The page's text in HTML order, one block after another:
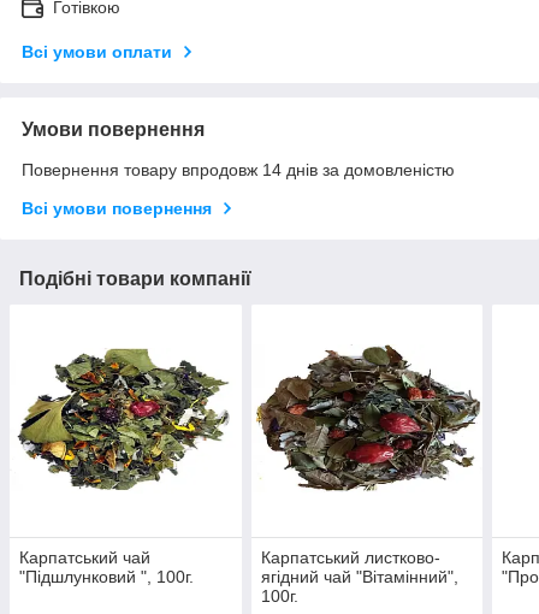
Готівкою
Всі умови оплати
Умови повернення
Повернення товару впродовж 14 днів за домовленістю
Всі умови повернення
Подібні товари компанії
Карпатський чай
"Підшлунковий ", 100г.
Карпатський листково-
ягідний чай "Вітамінний",
100г.